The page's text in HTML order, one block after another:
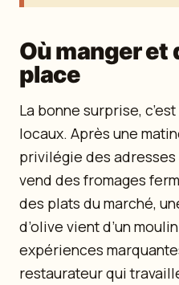
Où manger et
place
La bonne surprise,
locaux. Après une
privilégie des adresses
vend des fromages
des plats du marché,
d’olive vient d’un
expériences
restaurateur qui